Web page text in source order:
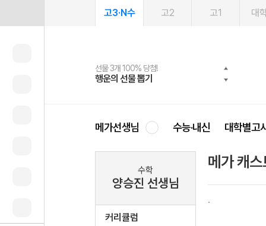
고3·N수 고2 고1 대
선물 3개 100% 당첨!
행운의 선물 뽑기
선물 100% 증정!
메가스터디 X 올리브
여름방학 스터디 캐시백
메가런 썸머스쿨
2027 러셀 단과
강사 공개선발
스마트러닝앱
설문 EVENT
메가패스
3일 무료 체험권
메가패스 수강생 무료혜택!
메가클럽 멤버십
사회공헌 캠페인
희망이룸 메가나눔
메가선생님 수능·내신 대학별고
수학
양승진 선생님
커리큘럼
메가 캐스